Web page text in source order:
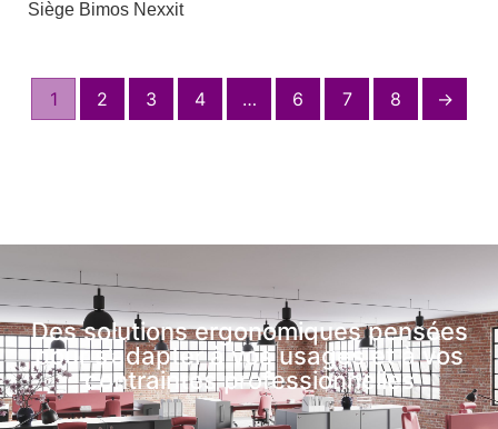
Siège Bimos Nexxit
1 2 3 4 … 6 7 8 →
Des solutions ergonomiques pensées
pour s’adapter à vos usages et à vos
contraintes professionnelles